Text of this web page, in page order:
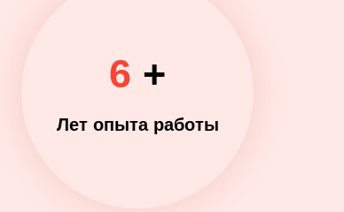
6 +
Лет опыта работы